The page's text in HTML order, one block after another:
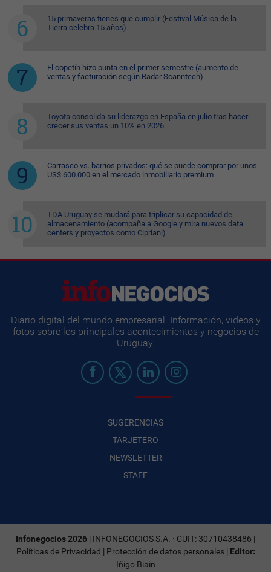
15 primaveras tienes que cumplir (Festival Música de la
Tierra celebra 15 años)
El copetín hizo punta en el primer semestre (aumento de
ventas y facturación según Radar Scanntech)
Toyota consolida su liderazgo en España en julio tras hacer
crecer sus ventas un 10% en 2026
Carrasco vs. barrios privados: qué se puede comprar por unos
US$ 600.000 en el mercado inmobiliario premium
TDA Uruguay se mudará para triplicar su capacidad de
almacenamiento (acompaña a Google y mira nuevos data
centers y proyectos como Cipriani)
Diario digital del mundo empresarial. Información, videos y
fotos sobre los principales acontecimientos y negocios de
Uruguay.
SUGERENCIAS
TARJETERO
NEWSLETTER
STAFF
Infonegocios 2026 | INFONEGOCIOS S.A. · CUIT: 30710438486 |
Políticas de Privacidad | Protección de datos personales| Editor:
Iñigo Biain